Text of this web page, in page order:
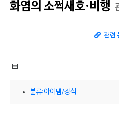
화염의 소쩍새호·비행
관련
ㅂ
분류:아이템/장식